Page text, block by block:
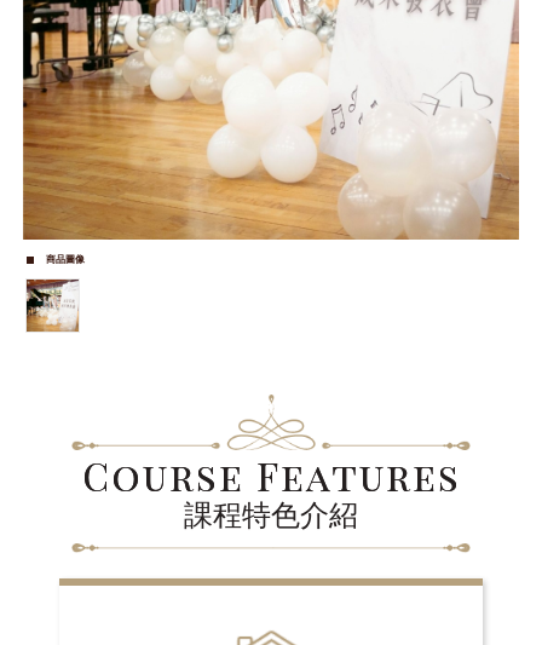
商品圖像
Course Features
課程特色介紹